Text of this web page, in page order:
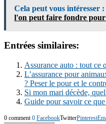
Cela peut vous intéresser :
l'on peut faire fondre
Entrées similaires:
Assurance auto : tout ce
L’assurance pour
? Peser le pour et le
Si mon mari décède,
Guide pour savoir ce
0 comment 0 FacebookTwitterPinterest